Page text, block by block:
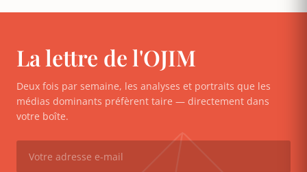
La lettre de l'OJIM
Deux fois par semaine, les analyses et portraits que les
médias dominants préfèrent taire — directement dans
votre boîte.